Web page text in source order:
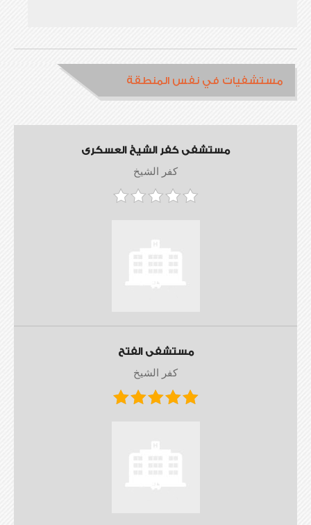
مستشفيات في نفس المنطقة
مستشفى كفر الشيخ العسكرى
كفر الشيخ
مستشفى الفتح
كفر الشيخ